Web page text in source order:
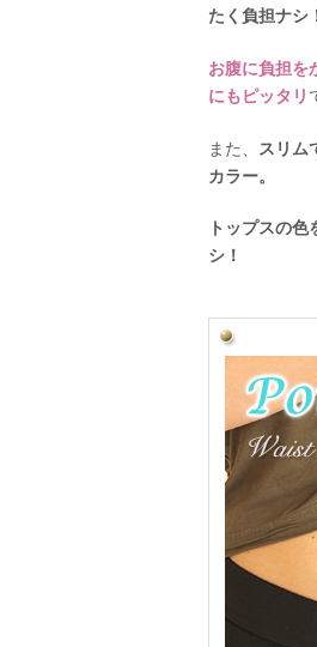
たく負担ナシ
お腹に負担を
にもピッタリ
また、
スリム
カラー。
トップスの
シ！